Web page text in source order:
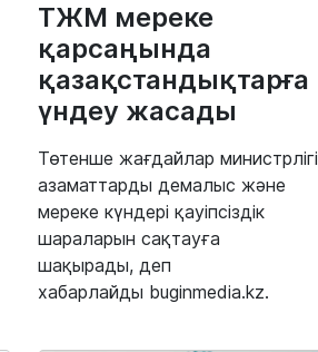
ТЖМ мереке
қарсаңында
қазақстандықтарға
үндеу жасады
Төтенше жағдайлар министрлігі
азаматтарды демалыс және
мереке күндері қауіпсіздік
шараларын сақтауға
шақырады, деп
хабарлайды buginmedia.kz.